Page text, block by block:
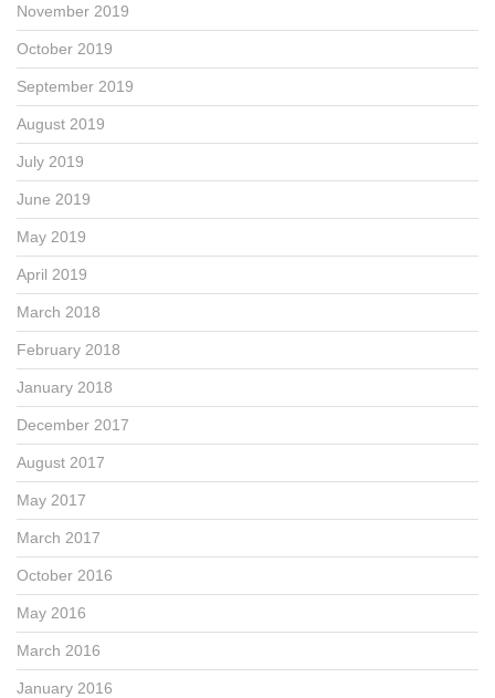
November 2019
October 2019
September 2019
August 2019
July 2019
June 2019
May 2019
April 2019
March 2018
February 2018
January 2018
December 2017
August 2017
May 2017
March 2017
October 2016
May 2016
March 2016
January 2016